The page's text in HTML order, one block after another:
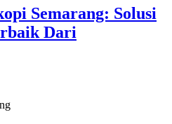
Semarang: Solusi
Dari